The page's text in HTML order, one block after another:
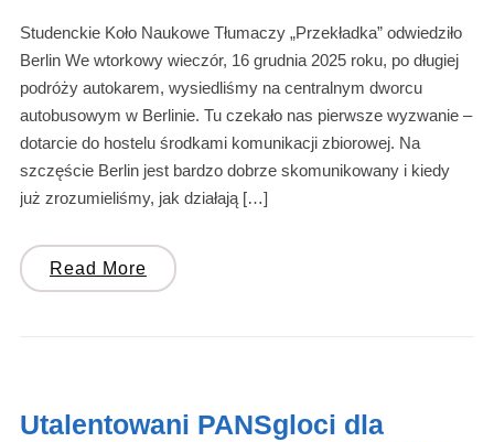
Studenckie Koło Naukowe Tłumaczy „Przekładka” odwiedziło
Berlin We wtorkowy wieczór, 16 grudnia 2025 roku, po długiej
podróży autokarem, wysiedliśmy na centralnym dworcu
autobusowym w Berlinie. Tu czekało nas pierwsze wyzwanie –
dotarcie do hostelu środkami komunikacji zbiorowej. Na
szczęście Berlin jest bardzo dobrze skomunikowany i kiedy
już zrozumieliśmy, jak działają […]
Read More
Utalentowani PANSgloci dla